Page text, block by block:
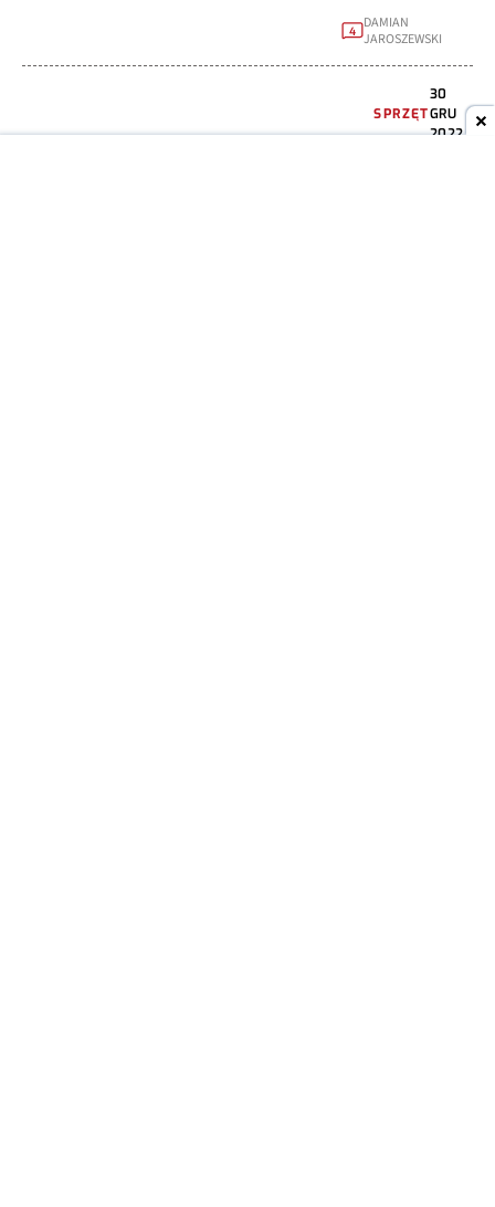
4 DAMIAN
JAROSZEWSKI
SPRZĘT
30
GRU
2022